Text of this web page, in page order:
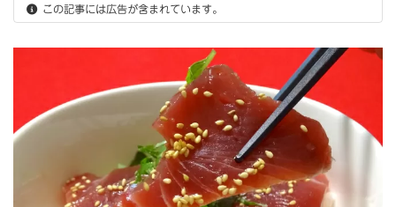
この記事には広告が含まれています。